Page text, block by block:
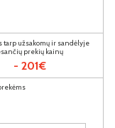
tarp užsakomų ir sandėlyje
prekių kainų
- 201€